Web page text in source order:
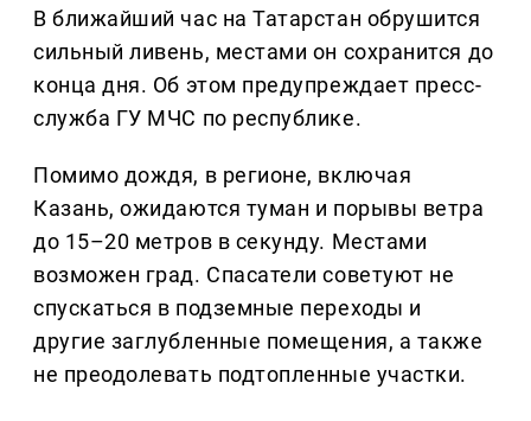
В ближайший час на Татарстан обрушится
сильный ливень, местами он сохранится до
конца дня. Об этом предупреждает пресс-
служба ГУ МЧС по республике.
Помимо дождя, в регионе, включая
Казань, ожидаются туман и порывы ветра
до 15–20 метров в секунду. Местами
возможен град. Спасатели советуют не
спускаться в подземные переходы и
другие заглубленные помещения, а также
не преодолевать подтопленные участки.